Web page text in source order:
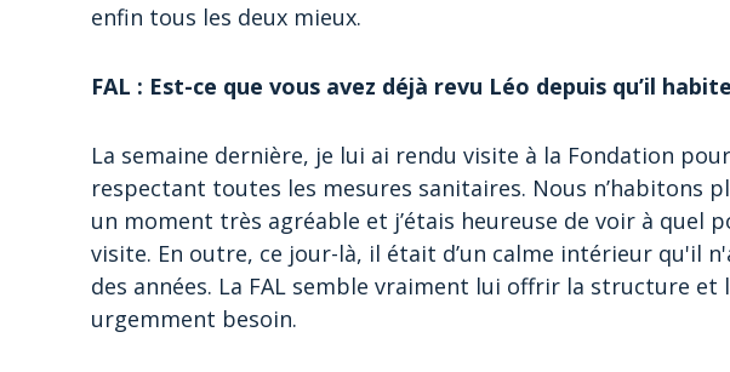
enfin tous les deux mieux.
FAL : Est-ce que vous avez déjà revu Léo depuis qu’il
La semaine dernière, je lui ai rendu visite à la Fondation
respectant toutes les mesures sanitaires. Nous n’habitons
un moment très agréable et j’étais heureuse de voir à quel
visite. En outre, ce jour-là, il était d’un calme intérieur qu'il
des années. La FAL semble vraiment lui offrir la structure
urgemment besoin.